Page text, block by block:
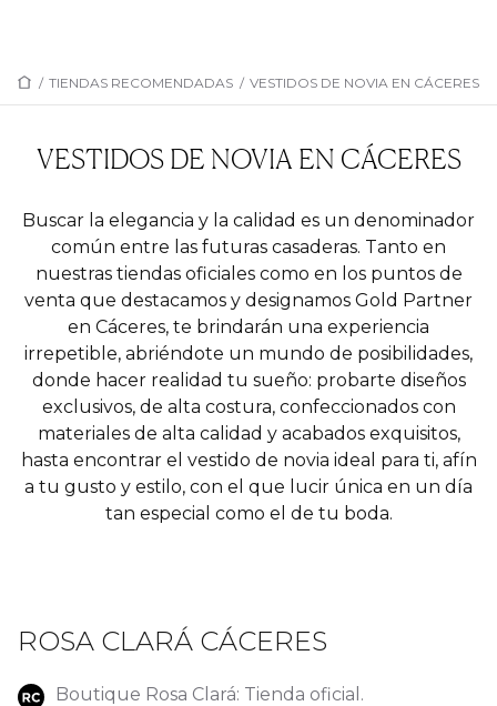
/ TIENDAS RECOMENDADAS / VESTIDOS DE NOVIA EN CÁCERES
VESTIDOS DE NOVIA EN CÁCERES
Buscar la elegancia y la calidad es un denominador
común entre las futuras casaderas. Tanto en
nuestras tiendas oficiales como en los puntos de
venta que destacamos y designamos Gold Partner
en Cáceres, te brindarán una experiencia
irrepetible, abriéndote un mundo de posibilidades,
donde hacer realidad tu sueño: probarte diseños
exclusivos, de alta costura, confeccionados con
materiales de alta calidad y acabados exquisitos,
hasta encontrar el vestido de novia ideal para ti, afín
a tu gusto y estilo, con el que lucir única en un día
tan especial como el de tu boda.
ROSA CLARÁ CÁCERES
Boutique Rosa Clará: Tienda oficial.